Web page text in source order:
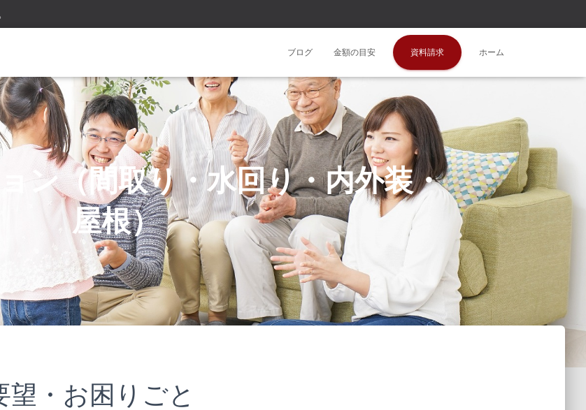
ブログ 金額の目安 資料請求 ホーム
ン（間取り・水回り・内外装・
屋根）
望・お困りごと